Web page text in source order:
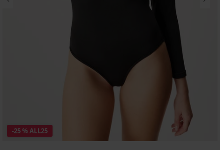
-25 % ALL25